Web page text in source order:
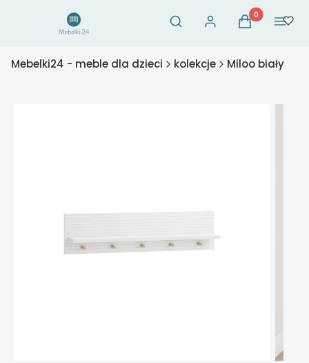
Otwórz wyszukiwarkę
Szukaj Zaloguj sięProdukty w
Koszyk Menu
Mebelki24 - meble dla dzieci kolekcje Miloo biały